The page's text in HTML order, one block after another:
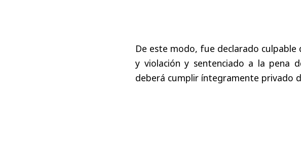
De este modo, fue declarado
y violación y sentenciado a la pena
deberá cumplir íntegramente privado